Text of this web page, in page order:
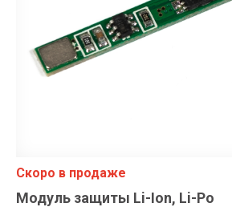
Скоро в продаже
Модуль защиты Li-Ion, Li-Po